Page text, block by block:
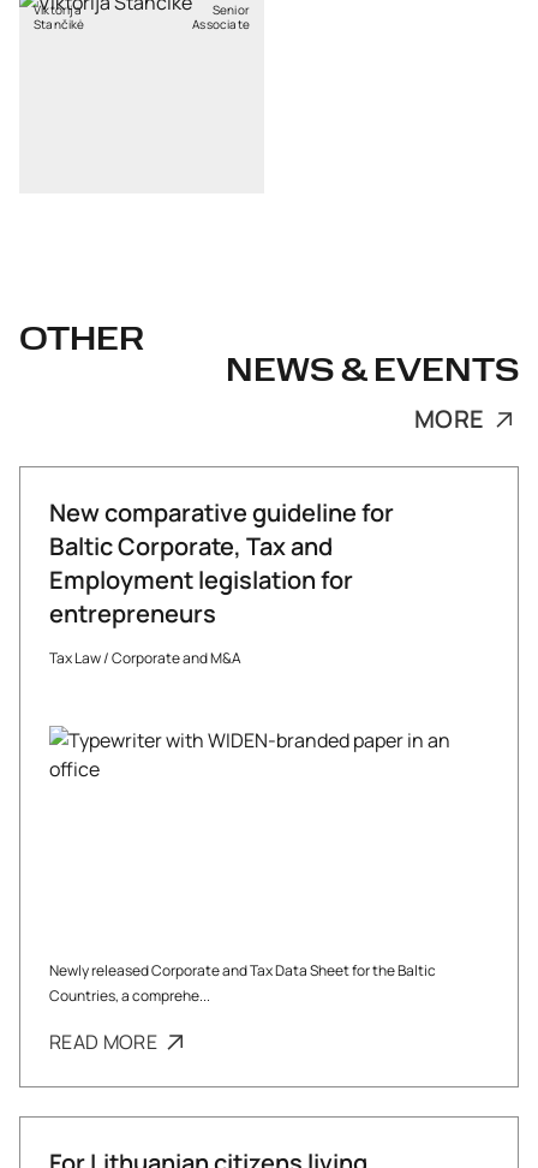
Viktorija
Stančikė
Senior
Associate
OTHER
NEWS & EVENTS
MORE
New comparative guideline for
Baltic Corporate, Tax and
Employment legislation for
entrepreneurs
Tax Law/Corporate and M&A
Newly released Corporate and Tax Data Sheet for the Baltic
Countries, a comprehe...
READ MORE